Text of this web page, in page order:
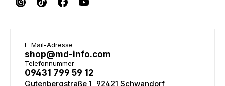
E-Mail-Adresse
shop@md-info.com
Telefonnummer
09431 799 59 12
Gutenbergstraße 1, 92421 Schwandorf,